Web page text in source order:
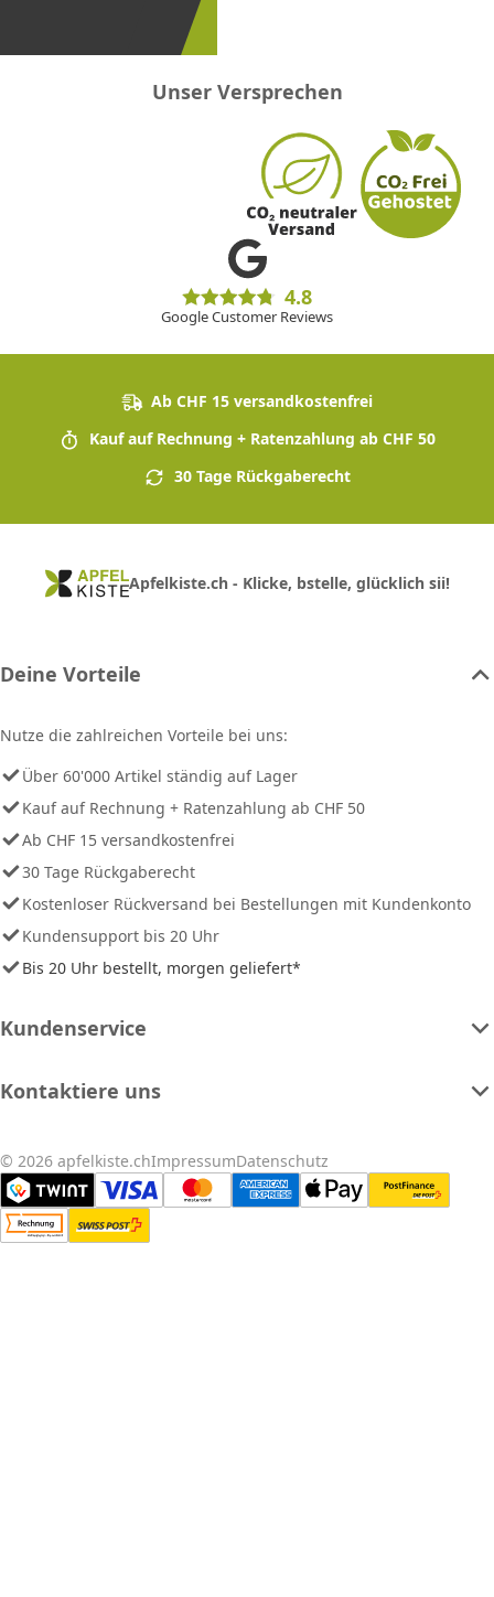
Unser Versprechen
4.8
Google Customer Reviews
Ab CHF 15 versandkostenfrei
Kauf auf Rechnung + Ratenzahlung ab CHF 50
30 Tage Rückgaberecht
Apfelkiste.ch - Klicke, bstelle, glücklich sii!
Deine Vorteile
Nutze die zahlreichen Vorteile bei uns:
Über 60'000 Artikel ständig auf Lager
Kauf auf Rechnung + Ratenzahlung ab CHF 50
Ab CHF 15 versandkostenfrei
30 Tage Rückgaberecht
Kostenloser Rückversand bei Bestellungen mit Kundenkonto
Kundensupport bis 20 Uhr
Bis 20 Uhr bestellt, morgen geliefert*
Kundenservice
Kontaktiere uns
© 2026 apfelkiste.chImpressumDatenschutz